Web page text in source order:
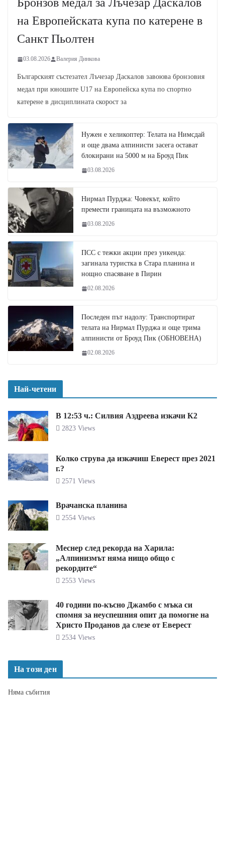
Бронзов медал за Лъчезар Даскалов
на Европейската купа по катерене в
Санкт Пьолтен
03.08.2026 Валерия Динкова
Българският състезател Лъчезар Даскалов завоюва бронзовия
медал при юношите U17 на Европейска купа по спортно
катерене в дисциплината скорост за
Нужен е хеликоптер: Телата на Нимсдай
и още двама алпинисти засега остават
блокирани на 5000 м на Броуд Пик
03.08.2026
Нирмал Пурджа: Човекът, който
премести границата на възможното
03.08.2026
ПСС с тежки акции през уикенда:
загинала туристка в Стара планина и
нощно спасяване в Пирин
02.08.2026
Последен път надолу: Транспортират
телата на Нирмал Пурджа и още трима
алпинисти от Броуд Пик (ОБНОВЕНА)
02.08.2026
Най-четени
В 12:53 ч.: Силвия Аздреева изкачи К2
2823 Views
Колко струва да изкачиш Еверест през 2021
г.?
2571 Views
Врачанска планина
2554 Views
Меснер след рекорда на Харила:
„Алпинизмът няма нищо общо с
рекордите“
2553 Views
40 години по-късно Джамбо с мъка си
спомня за неуспешния опит да помогне на
Христо Проданов да слезе от Еверест
2534 Views
На този ден
Няма събития